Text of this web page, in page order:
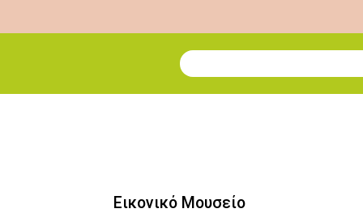
Εγγραφή στο Newsletter
Εικονικό Μουσείο